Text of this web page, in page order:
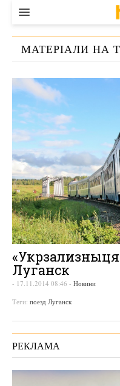
ВЛАДА
ЕКОНОМІКА
БІЗНЕС
СТАРТЕР
КОНТАКТИ
МАТЕРІАЛИ НА
Луганск
- 17.11.2014 08:46 - Новини
Теги: поезд Луганск
РЕКЛАМА